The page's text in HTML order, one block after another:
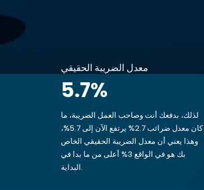
معدل الضريبة الحقيقي
5.7%
لذلك، بدفعك أنت وصاحب العمل الضريبة، ما
كان معدل ضرائب 2.7% يرتفع الآن إلى 5.7%،
وهذا يعني أن معدل الضريبة الحقيقي الخاص
بك هو في الواقع 3% أعلى من ما بدا في
البداية.